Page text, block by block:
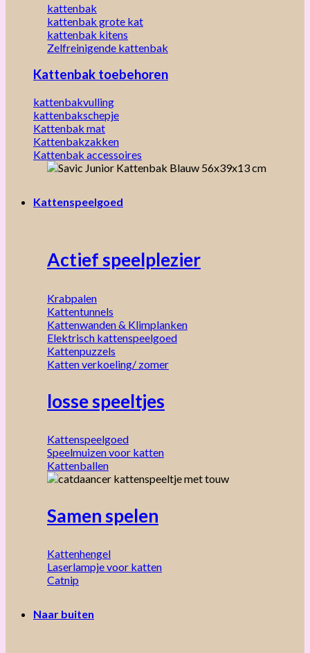
kattenbak
kattenbak grote kat
kattenbak kitens
Zelfreinigende kattenbak
Kattenbak toebehoren
kattenbakvulling
kattenbakschepje
Kattenbak mat
Kattenbakzakken
Kattenbak accessoires
Kattenspeelgoed
Actief speelplezier
Krabpalen
Kattentunnels
Kattenwanden & Klimplanken
Elektrisch kattenspeelgoed
Kattenpuzzels
Katten verkoeling/ zomer
losse speeltjes
Kattenspeelgoed
Speelmuizen voor katten
Kattenballen
Samen spelen
Kattenhengel
Laserlampje voor katten
Catnip
Naar buiten